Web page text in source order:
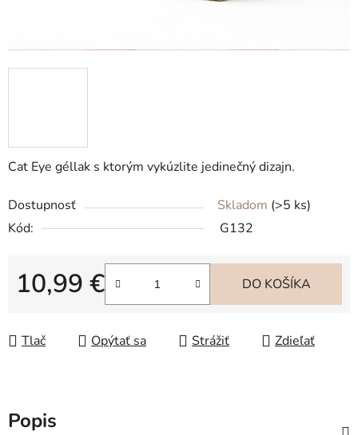
Cat Eye géllak s ktorým vykúzlite jedinečný dizajn.
Dostupnosť Skladom (>5 ks)
Kód:
G132
10,99 €
Jednotková cena:
DO KOŠÍKA
Tlač Opýtať sa Strážiť Zdieľať
Popis